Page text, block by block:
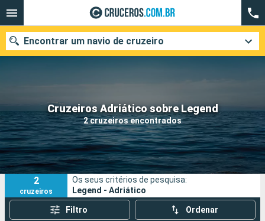
Cruzeiros Adriático sobre Legend
2 cruzeiros encontrados
Encontrar um navio de cruzeiro
Quando ir?
Data de partida
Cidades Companhias
Pesquisar
2
cruzeiros
Os seus critérios de pesquisa:
Legend - Adriático
Filtro Ordenar